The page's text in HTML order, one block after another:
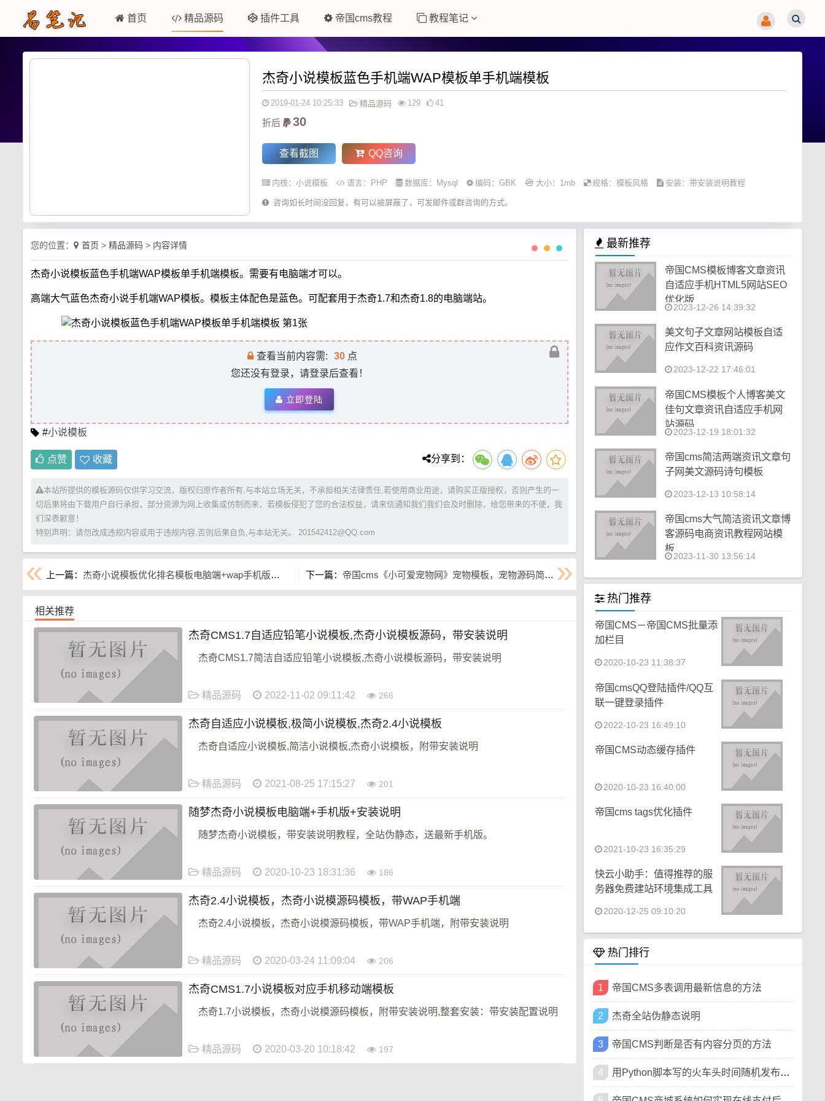
首页 精品源码 插件工具 帝国cms教程 教程笔记
杰奇小说模板蓝色手机端WAP模板单手机端模板
2019-01-24 10:25:33 精品源码 129 41
折后 30
查看截图 QQ咨询
内核：小说模板 语言： PHP 数据库：Mysql 编码：GBK 大小：1mb 规格：模板风格 安装：带安装说明教程
咨询如长时间没回复，有可以被屏蔽了，可发邮件或群咨询的方式。
您的位置： 首页 > 精品源码 > 内容详情
杰奇小说模板蓝色手机端WAP模板单手机端模板。需要有电脑端才可以。
高端大气蓝色杰奇小说手机端WAP模板。模板主体配色是蓝色。可配套用于杰奇1.7和杰奇1.8的电脑端站。
查看当前内容需: 30 点
您还没有登录，请登录后查看！
立即登陆
#小说模板
点赞 收藏 分享到：
本站所提供的模板源码仅供学习交流，版权归原作者所有,与本站立场无关，不承担相关法律责任,若使用商业用途，请购买正版授权，否则产生的一
切后果将由下载用户自行承担，部分资源为网上收集或仿制而来，若模板侵犯了您的合法权益，请来信通知我们我们会及时删除，给您带来的不便，我
们深表歉意！
特别声明：请勿改成违规内容或用于违规内容,否则后果自负,与本站无关。 201542412@QQ.com
上一篇： 杰奇小说模板优化排名模板电脑端+wap手机版带安装说明教程 下一篇： 帝国cms《小可爱宠物网》宠物模板，宠物源码简洁大气带手机同步插件
相关推荐
杰奇CMS1.7自适应铅笔小说模板,杰奇小说模板源码，带安装说明
杰奇CMS1.7简洁自适应铅笔小说模板,杰奇小说模板源码，带安装说明
精品源码 2022-11-02 09:11:42 266
杰奇自适应小说模板,极简小说模板,杰奇2.4小说模板
杰奇自适应小说模板,简洁小说模板,杰奇小说模板，附带安装说明
精品源码 2021-08-25 17:15:27 201
随梦杰奇小说模板电脑端+手机版+安装说明
随梦杰奇小说模板，带安装说明教程，全站伪静态，送最新手机版。
精品源码 2020-10-23 18:31:36 186
杰奇2.4小说模板，杰奇小说模源码模板，带WAP手机端
杰奇2.4小说模板，杰奇小说模源码模板，带WAP手机端，附带安装说明
精品源码 2020-03-24 11:09:04 206
杰奇CMS1.7小说模板对应手机移动端模板
杰奇1.7小说模板，杰奇小说模源码模板，附带安装说明,整套安装：带安装配置说明
精品源码 2020-03-20 10:18:42 197
最新推荐
帝国CMS模板博客文章资讯
自适应手机HTML5网站SEO
优化版
2023-12-26 14:39:32
美文句子文章网站模板自适
应作文百科资讯源码
2023-12-22 17:46:01
帝国CMS模板个人博客美文
佳句文章资讯自适应手机网
站源码
2023-12-19 18:01:32
帝国cms简洁两端资讯文章句
子网美文源码诗句模板
2023-12-13 10:58:14
帝国cms大气简洁资讯文章博
客源码电商资讯教程网站模
板
2023-11-30 13:56:14
热门推荐
帝国CMS－帝国CMS批量添
加栏目
2020-10-23 11:38:37
帝国cmsQQ登陆插件/QQ互
联一键登录插件
2022-10-23 16:49:10
帝国CMS动态缓存插件
2020-10-23 16:40:00
帝国cms tags优化插件
2021-10-23 16:35:29
快云小助手：值得推荐的服
务器免费建站环境集成工具
2020-12-25 09:10:20
热门排行
1 帝国CMS多表调用最新信息的方法
2 杰奇全站伪静态说明
3 帝国CMS判断是否有内容分页的方法
4 用Python脚本写的火车头时间随机发布插件